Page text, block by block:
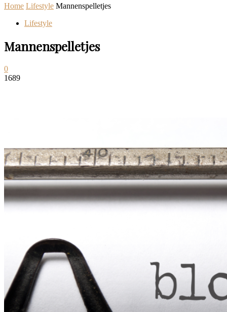
Home Lifestyle Mannenspelletjes
Lifestyle
Mannenspelletjes
0
1689